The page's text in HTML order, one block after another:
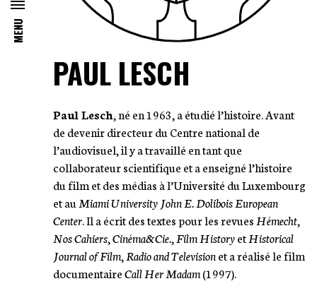
MENU
PAUL LESCH
Paul Lesch, né en 1963, a étudié l’histoire. Avant
de devenir directeur du Centre national de
l’audiovisuel, il y a travaillé en tant que
collaborateur scientifique et a enseigné l’histoire
du film et des médias à l’Université du Luxembourg
et au Miami University John E. Dolibois European
Center. Il a écrit des textes pour les revues Hémecht,
Nos Cahiers,Cinéma&Cie., Film Historyet Historical
Journal of Film, Radio and Televisionet a réalisé le film
documentaireCall Her Madam(1997).